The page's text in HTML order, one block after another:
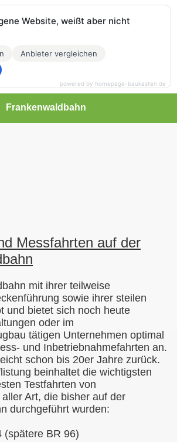
Frankenwaldbahn
Messfahrten auf der
mit ihrer teilweise
sowie ihrer steilen
und bietet sich noch heute
oder im
tätigen Unternehmen optimal
und Inbetriebnahmefahrten an.
schon bis 20er Jahre zurück.
beinhaltet die wichtigsten
Testfahrten von
Art, die bisher auf der
durchgeführt wurden:
(spätere BR 96)
Website, weißt aber nicht
Anbieter vergleichen
powered by homepage-baukasten.de